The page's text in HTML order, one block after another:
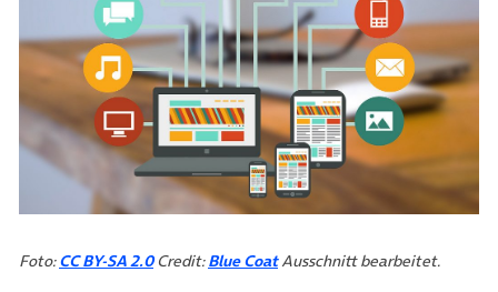
Foto:CC BY-SA 2.0(öffnet in neuem Tab)
Credit:Blue Coat(öffnet in neuem Tab)
Ausschnitt bearbeitet.